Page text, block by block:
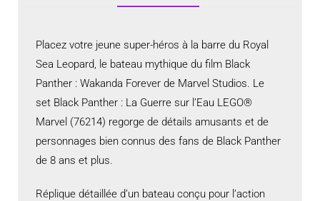
Placez votre jeune super-héros à la barre du Royal
Sea Leopard, le bateau mythique du film Black
Panther : Wakanda Forever de Marvel Studios. Le
set Black Panther : La Guerre sur l’Eau LEGO®
Marvel (76214) regorge de détails amusants et de
personnages bien connus des fans de Black Panther
de 8 ans et plus.
Réplique détaillée d’un bateau conçu pour l’action